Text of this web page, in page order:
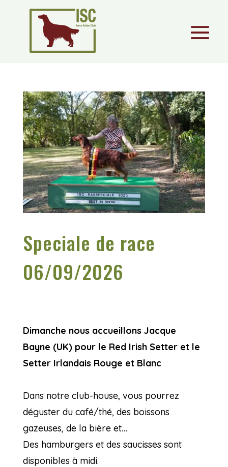
Speciale de race
06/09/2026
Dimanche nous accueillons Jacque
Bayne (UK) pour le Red Irish Setter et le
Setter Irlandais Rouge et Blanc
Dans notre club-house, vous pourrez
déguster du café/thé, des boissons
gazeuses, de la bière et…
Des hamburgers et des saucisses sont
disponibles à midi.